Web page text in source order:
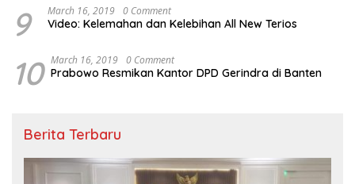
9 March 16, 2019 0 Comment
Video: Kelemahan dan Kelebihan All New Terios
10 March 16, 2019 0 Comment
Prabowo Resmikan Kantor DPD Gerindra di Banten
Berita Terbaru